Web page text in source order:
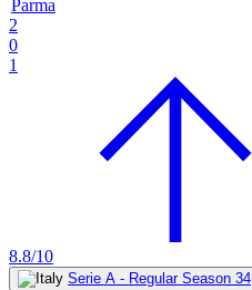
Parma
2
0
1
8.8/10
Serie A - Regular Season 34